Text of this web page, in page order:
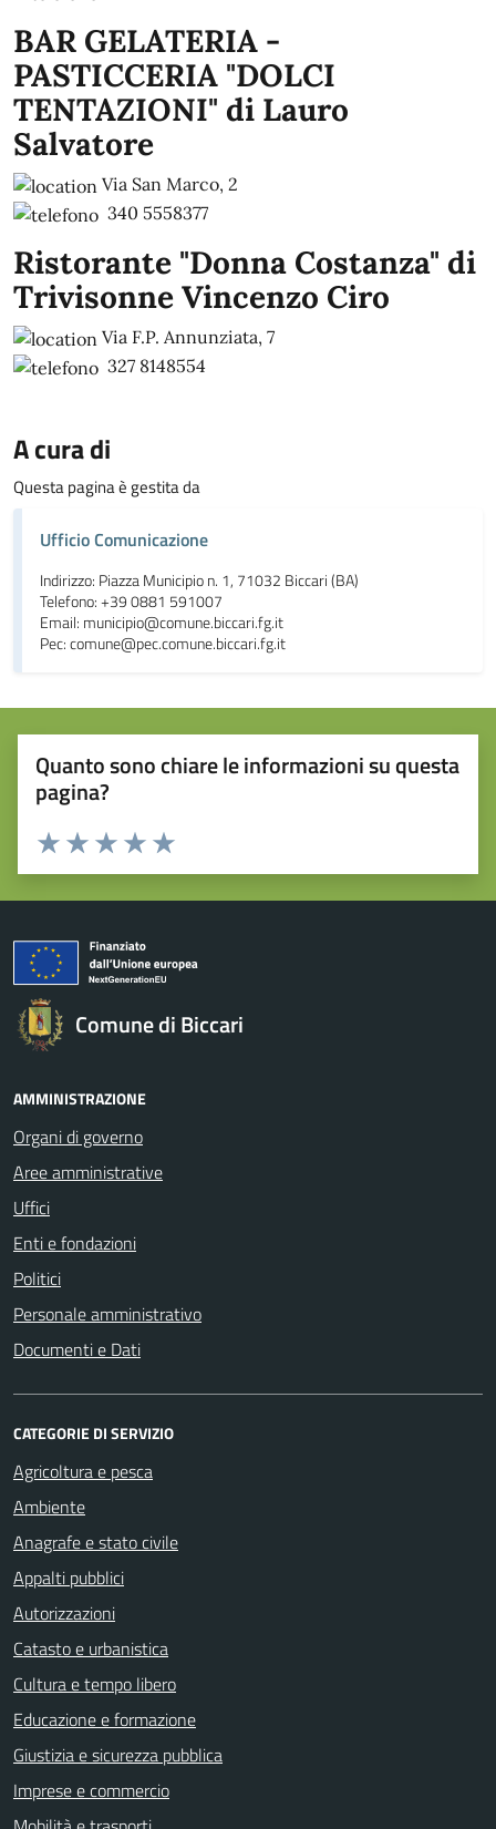
BAR GELATERIA -
PASTICCERIA "DOLCI
TENTAZIONI" di Lauro
Salvatore
Via San Marco, 2
340 5558377
Ristorante "Donna Costanza" di
Trivisonne Vincenzo Ciro
Via F.P. Annunziata, 7
327 8148554
A cura di
Questa pagina è gestita da
Ufficio Comunicazione
Indirizzo: Piazza Municipio n. 1, 71032 Biccari (BA)
Telefono: +39 0881 591007
Email: municipio@comune.biccari.fg.it
Pec: comune@pec.comune.biccari.fg.it
Quanto sono chiare le informazioni su questa
pagina?
Valuta da 1 a 5 stelle la pagina
Valuta 5 stelle su 5
Valuta 4 stelle su 5
Valuta 3 stelle su 5
Valuta 2 stelle su 5
Valuta 1 stelle su 5
Comune di Biccari
AMMINISTRAZIONE
Organi di governo
Aree amministrative
Uffici
Enti e fondazioni
Politici
Personale amministrativo
Documenti e Dati
CATEGORIE DI SERVIZIO
Agricoltura e pesca
Ambiente
Anagrafe e stato civile
Appalti pubblici
Autorizzazioni
Catasto e urbanistica
Cultura e tempo libero
Educazione e formazione
Giustizia e sicurezza pubblica
Imprese e commercio